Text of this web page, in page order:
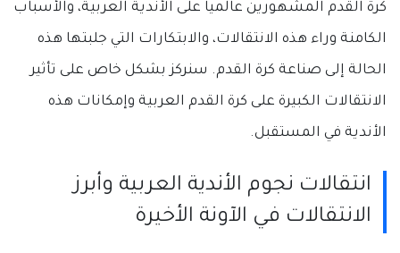
كرة القدم المشهورين عالمياً على الأندية العربية، والأسباب
الكامنة وراء هذه الانتقالات، والابتكارات التي جلبتها هذه
الحالة إلى صناعة كرة القدم. سنركز بشكل خاص على تأثير
الانتقالات الكبيرة على كرة القدم العربية وإمكانات هذه
الأندية في المستقبل.
انتقالات نجوم الأندية العربية وأبرز
الانتقالات في الآونة الأخيرة